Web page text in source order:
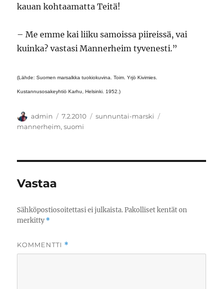
kauan kohtaamatta Teitä!
– Me emme kai liiku samoissa piireissä, vai
kuinka? vastasi Mannerheim tyvenesti.”
(Lähde: Suomen marsalkka tuokiokuvina. Toim. Yrjö Kivimies.
Kustannusosakeyhtiö Karhu, Helsinki. 1952.)
Kirjoittaja
admin Julkaistu
7.2.2010 Kategoriat
sunnuntai-marski
mannerheim,suomi
Vastaa
Sähköpostiosoitettasi ei julkaista. Pakolliset kentät on
merkitty*
KOMMENTTI *